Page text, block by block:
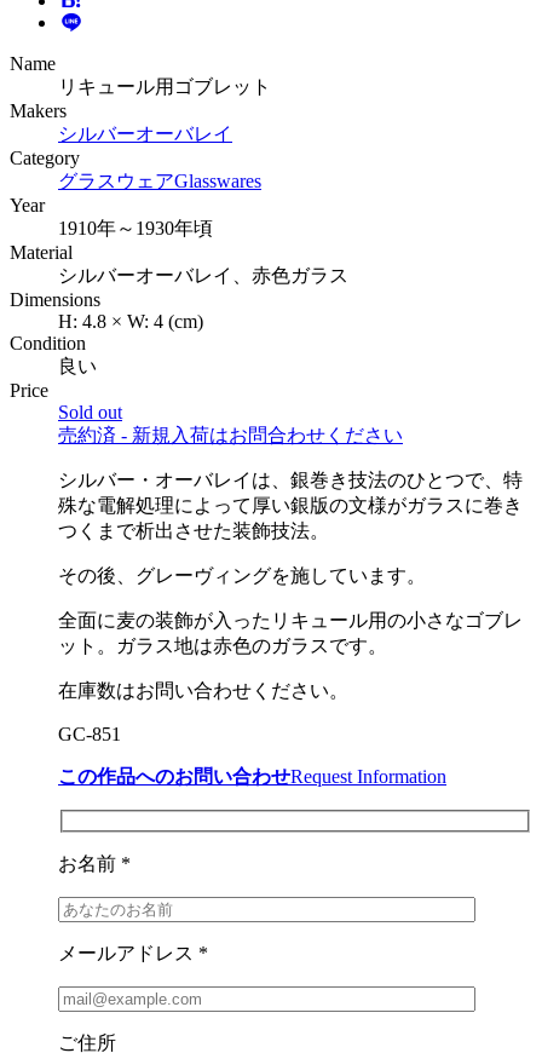
Name
リキュール用ゴブレット
Makers
シルバーオーバレイ
Category
グラスウェアGlasswares
Year
1910年～1930年頃
Material
シルバーオーバレイ、赤色ガラス
Dimensions
H: 4.8 × W: 4 (cm)
Condition
良い
Price
Sold out
売約済 - 新規入荷はお問合わせください
シルバー・オーバレイは、銀巻き技法のひとつで、特
殊な電解処理によって厚い銀版の文様がガラスに巻き
つくまで析出させた装飾技法。
その後、グレーヴィングを施しています。
全面に麦の装飾が入ったリキュール用の小さなゴブレ
ット。ガラス地は赤色のガラスです。
在庫数はお問い合わせください。
GC-851
この作品へのお問い合わせRequest Information
お名前 *
メールアドレス *
ご住所